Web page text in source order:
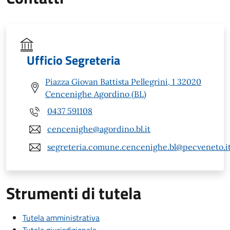
Ufficio Segreteria
Piazza Giovan Battista Pellegrini, 1 32020
Cencenighe Agordino (BL)
0437 591108
cencenighe@agordino.bl.it
Strumenti di tutela
Tutela amministrativa